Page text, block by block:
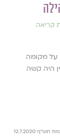
על מקומה
היה קשה
תש"ף 12.7.2020